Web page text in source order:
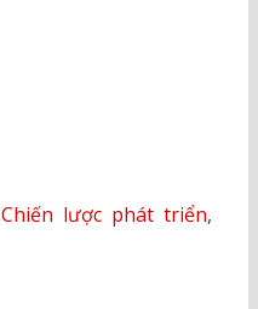
Chiến lược phát triển,